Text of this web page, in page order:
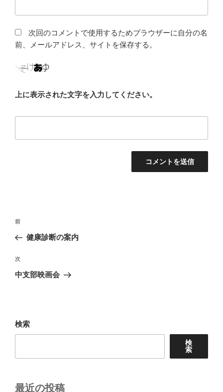
次回のコメントで使用するためブラウザーに自分の名
前、メールアドレス、サイトを保存する。
上に表示された文字を入力してください。
投
ナ
ビ
ゲ
ン
前
の
稿
前
健康診断の案内
次
の
次
中支部映画会
検索
検
索
最近の投稿